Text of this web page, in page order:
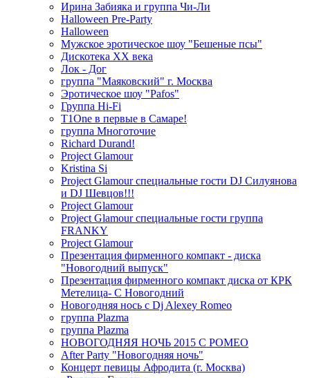
Ирина Забияка и группа Чи-Ли
Halloween Pre-Party
Halloween
Мужское эротическое шоу "Бешеные псы"
Дискотека ХХ века
Лок - Дог
группа "Маяковский" г. Москва
Эротическое шоу "Pafos"
Группа Hi-Fi
T1One в первые в Самаре!
группа Многоточие
Richard Durand!
Project Glamour
Kristina Si
Project Glamour специальные гости DJ Силуянова
и DJ Шевцов!!!
Project Glamour
Project Glamour специальные гости группа
FRANKY
Project Glamour
Презентация фирменного компакт - диска
"Новогодний выпуск"
Презентация фирменного компакт диска от КРК
Метелица- С Новогодний
Новогодняя нось с Dj Alexey Romeo
группа Plazma
группа Plazma
НОВОГОДНЯЯ НОЧЬ 2015 C РОМЕО
After Party "Новогодняя ночь"
Концерт певицы Афродита (г. Москва)